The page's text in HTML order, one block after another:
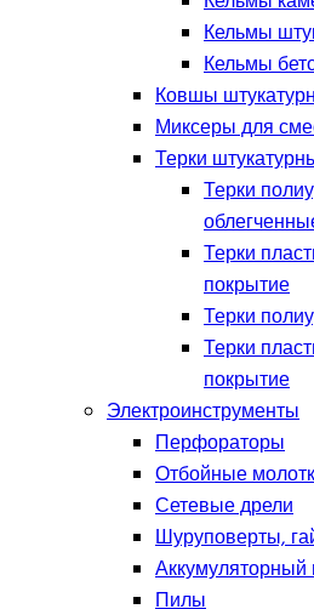
Кельмы
Кельмы
Ковшы
Миксеры для
Терки
Терки
Терки
покрытие
Терки
Терки
покрытие
Электроинструменты
Перфораторы
Отбойные
Сетевые дрели
Шуруповерты,
Аккумуляторный
Пилы